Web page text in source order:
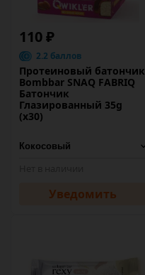
110 ₽
2.2 баллов
Протеиновый батончик
Bombbar SNAQ FABRIQ
Батончик
Глазированный 35g
(x30)
Уведомить